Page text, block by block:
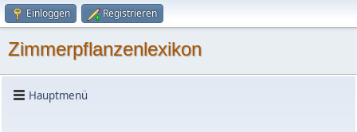
Einloggen Registrieren
Zimmerpflanzenlexikon
Hauptmenü